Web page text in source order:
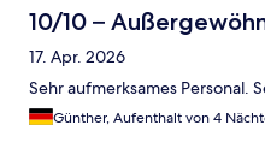
10/10 –
17. Apr. 2026
Sehr aufmerksames Personal.
Günther, Aufenthalt von 4